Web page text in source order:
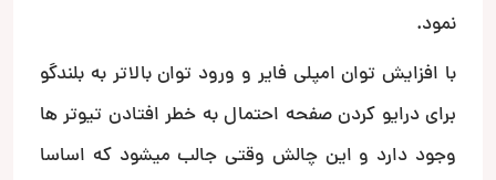
نمود.
با افزایش توان امپلی فایر و ورود توان بالاتر به بلندگو
برای درایو کردن صفحه احتمال به خطر افتادن تیوتر ها
وجود دارد و این چالش وقتی جالب میشود که اساسا